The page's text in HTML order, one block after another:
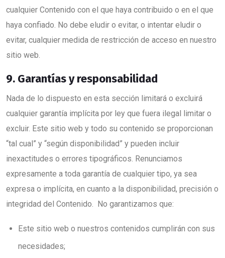
cualquier Contenido con el que haya contribuido o en el que
haya confiado. No debe eludir o evitar, o intentar eludir o
evitar, cualquier medida de restricción de acceso en nuestro
sitio web.
9. Garantías y responsabilidad
Nada de lo dispuesto en esta sección limitará o excluirá
cualquier garantía implícita por ley que fuera ilegal limitar o
excluir. Este sitio web y todo su contenido se proporcionan
“tal cual” y “según disponibilidad” y pueden incluir
inexactitudes o errores tipográficos. Renunciamos
expresamente a toda garantía de cualquier tipo, ya sea
expresa o implícita, en cuanto a la disponibilidad, precisión o
integridad del Contenido. No garantizamos que:
Este sitio web o nuestros contenidos cumplirán con sus
necesidades;